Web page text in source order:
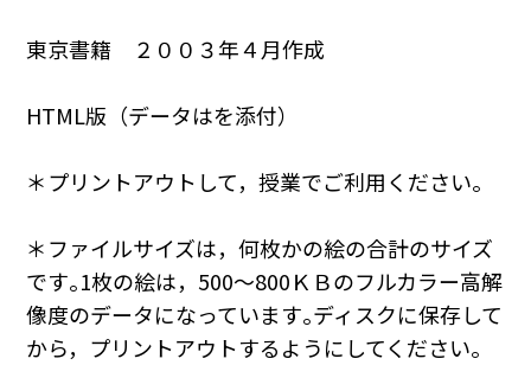
東京書籍 ２００３年４月作成
HTML版（データはを添付）
＊プリントアウトして，授業でご利用ください。
＊ファイルサイズは，何枚かの絵の合計のサイズ
です｡1枚の絵は，500～800ＫＢのフルカラー高解
像度のデータになっています｡ディスクに保存して
から，プリントアウトするようにしてください｡